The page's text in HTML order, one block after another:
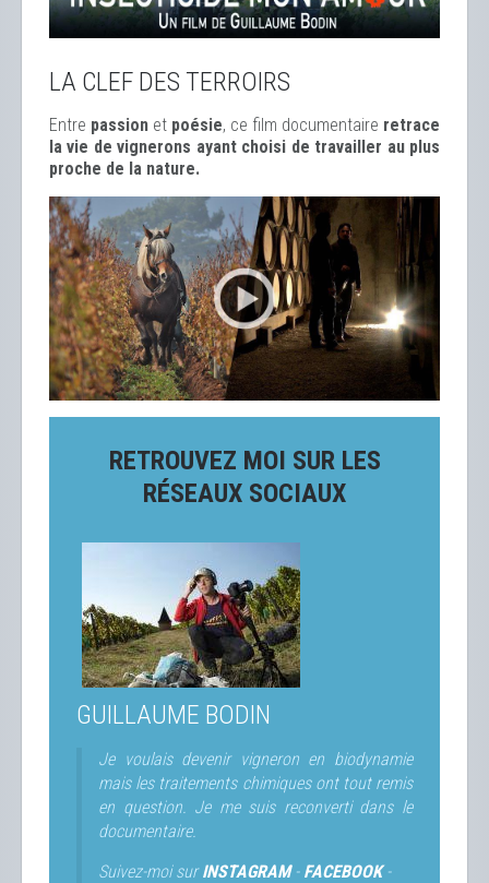
LA CLEF DES TERROIRS
Entre passion et poésie, ce film documentaire retrace
la vie de vignerons ayant choisi de travailler au plus
proche de la nature.
RETROUVEZ MOI SUR LES
RÉSEAUX SOCIAUX
GUILLAUME BODIN
Je voulais devenir vigneron en biodynamie
mais les traitements chimiques ont tout remis
en question. Je me suis reconverti dans le
documentaire.
Suivez-moi surINSTAGRAM- FACEBOOK-